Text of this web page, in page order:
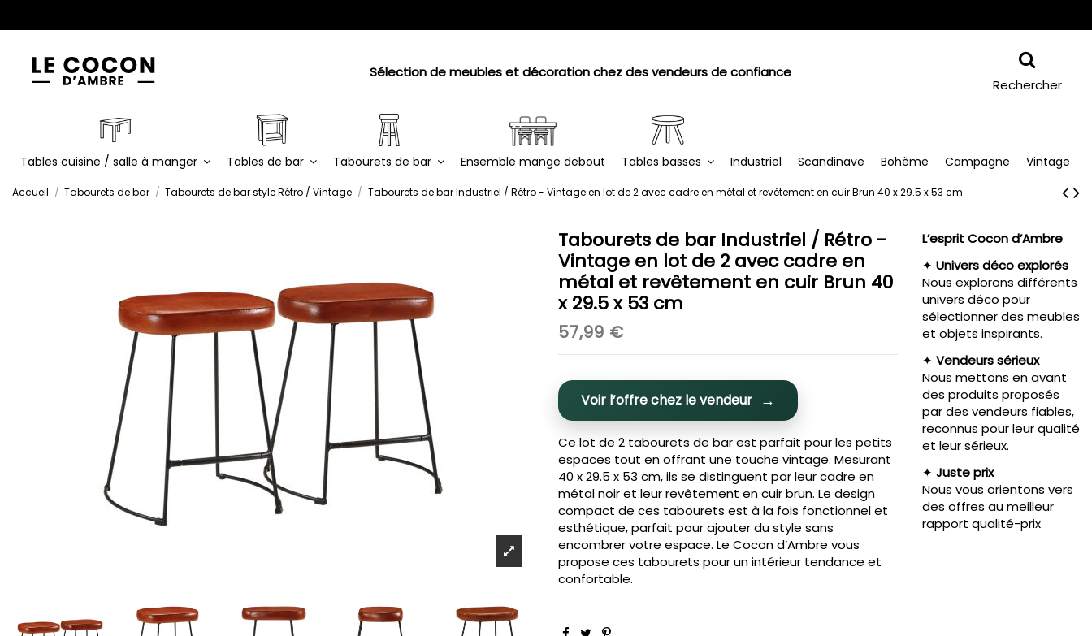
Sélection de meubles et décoration chez des vendeurs de confiance
Rechercher
Tables cuisine / salle à manger Tables de bar Tabourets de bar Ensemble mange debout Tables basses Industriel Scandinave Bohème Campagne Vintage
Accueil Tabourets de bar Tabourets de bar style Rétro / Vintage Tabourets de bar Industriel / Rétro - Vintage en lot de 2 avec cadre en métal et revêtement en cuir Brun 40 x 29.5 x 53 cm
Tabourets de bar Industriel / Rétro -
Vintage en lot de 2 avec cadre en
métal et revêtement en cuir Brun 40
x 29.5 x 53 cm
57,99 €
Voir l’offre chez le vendeur
Ce lot de 2 tabourets de bar est parfait pour les petits
espaces tout en offrant une touche vintage. Mesurant
40 x 29.5 x 53 cm, ils se distinguent par leur cadre en
métal noir et leur revêtement en cuir brun. Le design
compact de ces tabourets est à la fois fonctionnel et
esthétique, parfait pour ajouter du style sans
encombrer votre espace. Le Cocon d’Ambre vous
propose ces tabourets pour un intérieur tendance et
confortable.
L’esprit Cocon d’Ambre
✦ Univers déco explorés
Nous explorons différents
univers déco pour
sélectionner des meubles
et objets inspirants.
✦ Vendeurs sérieux
Nous mettons en avant
des produits proposés
par des vendeurs fiables,
reconnus pour leur qualité
et leur sérieux.
✦ Juste prix
Nous vous orientons vers
des offres au meilleur
rapport qualité-prix